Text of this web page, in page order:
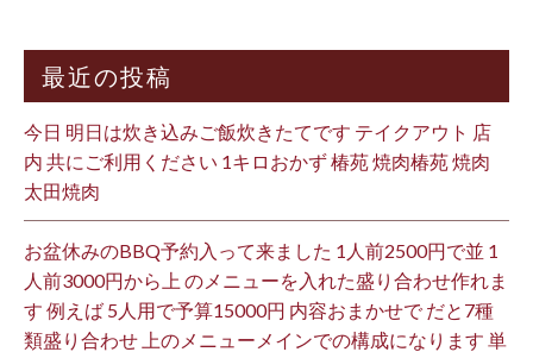
最近の投稿
今日 明日は炊き込みご飯炊きたてです テイクアウト 店
内 共にご利用ください 1キロおかず 椿苑 焼肉椿苑 焼肉
太田焼肉
お盆休みのBBQ予約入って来ました 1人前2500円で並 1
人前3000円から上 のメニューを入れた盛り合わせ作れま
す 例えば 5人用で予算15000円 内容おまかせで だと7種
類盛り合わせ 上のメニューメインでの構成になります 単